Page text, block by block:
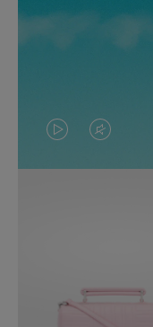
VIDEO
IS
OP
HET